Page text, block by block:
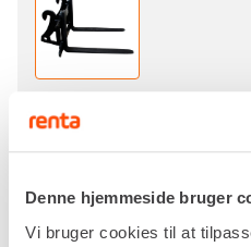
Denne hjemmeside bruger
Vi bruger cookies til at
Pr. dag
DKK 346,00
Ekskl. moms